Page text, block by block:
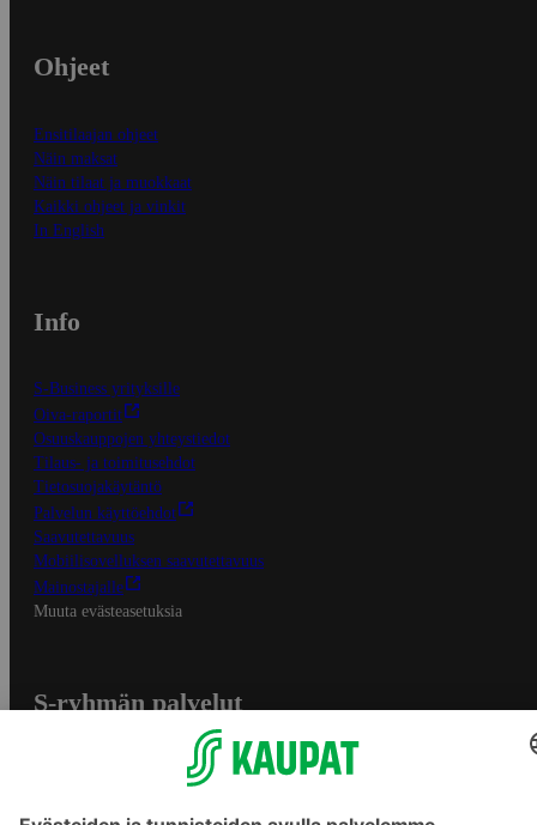
Ohjeet
Ensitilaajan ohjeet
Näin maksat
Näin tilaat ja muokkaat
Kaikki ohjeet ja vinkit
In English
Info
S-Business yrityksille
Oiva-raportit
Osuuskauppojen yhteystiedot
Tilaus- ja toimitusehdot
Tietosuojakäytäntö
Palvelun käyttöehdot
Saavutettavuus
Mobiilisovelluksen saavutettavuus
Mainostajalle
Muuta evästeasetuksia
S-ryhmän palvelut